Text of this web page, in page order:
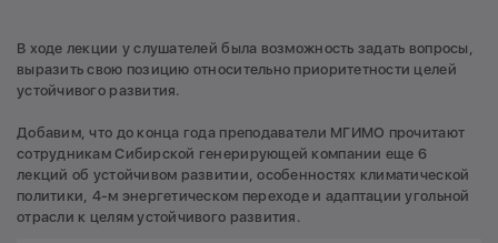
В ходе лекции у слушателей была возможность задать вопросы,
выразить свою позицию относительно приоритетности целей
устойчивого развития.
Добавим, что до конца года преподаватели МГИМО прочитают
сотрудникам Сибирской генерирующей компании еще 6
лекций об устойчивом развитии, особенностях климатической
политики, 4-м энергетическом переходе и адаптации угольной
отрасли к целям устойчивого развития.